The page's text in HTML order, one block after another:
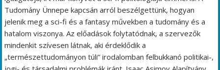
Tudomány Ünnepe kapcsán arról beszélgettünk, hogyan
jelenik meg a sci-fi és a fantasy művekben a tudomány és a
hatalom viszonya. Az előadások folytatódnak, a szervezők
mindenkit szívesen látnak, aki érdeklődik a
„természettudományon túli” irodalomban felbukkanó politikai-,